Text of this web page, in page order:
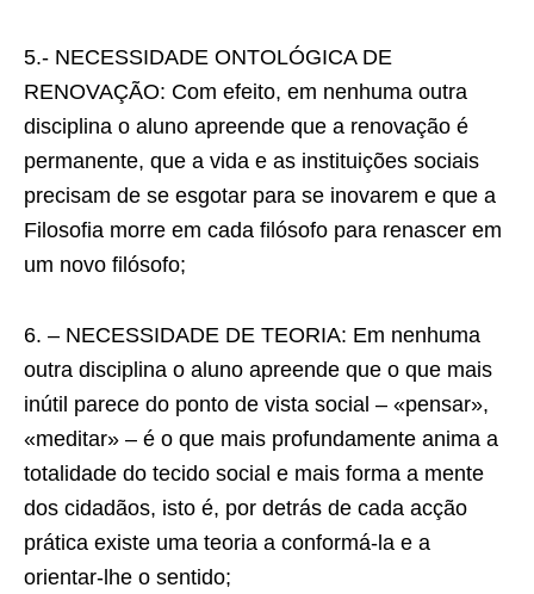
5.- NECESSIDADE ONTOLÓGICA DE
RENOVAÇÃO: Com efeito, em nenhuma outra
disciplina o aluno apreende que a renovação é
permanente, que a vida e as instituições sociais
precisam de se esgotar para se inovarem e que a
Filosofia morre em cada filósofo para renascer em
um novo filósofo;
6. – NECESSIDADE DE TEORIA: Em nenhuma
outra disciplina o aluno apreende que o que mais
inútil parece do ponto de vista social – «pensar»,
«meditar» – é o que mais profundamente anima a
totalidade do tecido social e mais forma a mente
dos cidadãos, isto é, por detrás de cada acção
prática existe uma teoria a conformá-la e a
orientar-lhe o sentido;